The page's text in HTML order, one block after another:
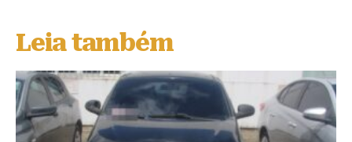
s
k
y
e
b
o
o
k
s
A
p
p
Leia também